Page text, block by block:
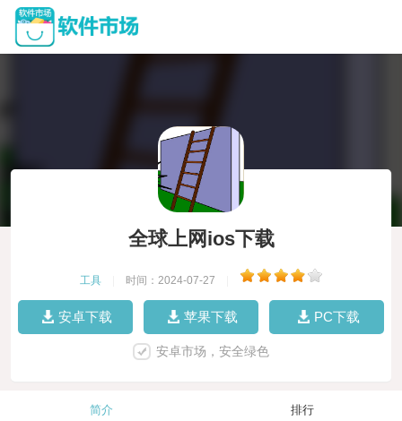
全球上网ios下载
工具 时间：2024-07-27
安卓下载 苹果下载 PC下载
安卓市场，安全绿色
简介 排行